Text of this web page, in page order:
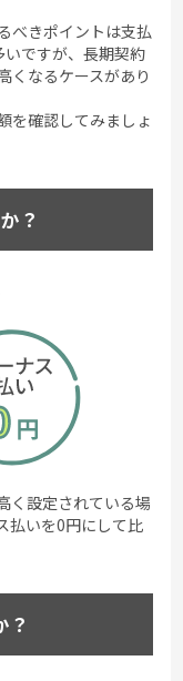
べきポイントは支払
ですが、長期契約
くなるケースがあり
を確認してみましょ
？
く設定されている場
払いを0円にして比
？